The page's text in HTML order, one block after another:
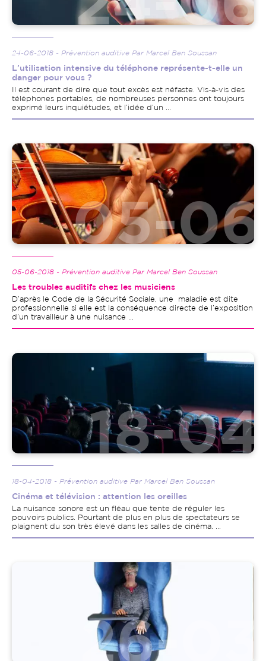
24-06-2018 - Prévention auditive Par Marcel Ben Soussan
L’utilisation intensive du téléphone représente-t-elle un
danger pour vous ?
Il est courant de dire que tout excès est néfaste. Vis-à-vis des
téléphones portables, de nombreuses personnes ont toujours
exprimé leurs inquiétudes, et l’idée d’un ...
Image
05-06-2018 - Prévention auditive Par Marcel Ben Soussan
Les troubles auditifs chez les musiciens
D’après le Code de la Sécurité Sociale, une maladie est dite
professionnelle si elle est la conséquence directe de l’exposition
d’un travailleur à une nuisance ...
Image
18-04-2018 - Prévention auditive Par Marcel Ben Soussan
Cinéma et télévision : attention les oreilles
La nuisance sonore est un fléau que tente de réguler les
pouvoirs publics. Pourtant de plus en plus de spectateurs se
plaignent du son très élevé dans les salles de cinéma. ...